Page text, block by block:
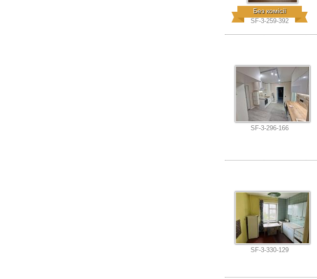
Без комісії
SF-3-259-392
SF-3-296-166
SF-3-330-129